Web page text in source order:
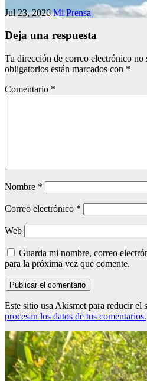
Jul 23, 2026Mi Prensa
Deja una respuesta
Tu dirección de correo electrónico no
obligatorios están marcados con *
Comentario *
Nombre *
Correo electrónico *
Web
Guarda mi nombre, correo
para la próxima vez que comente.
Este sitio usa Akismet para reducir el
procesan los datos de tus comentarios.